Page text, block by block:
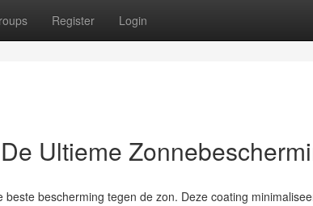
Register Login
Ultieme
bescherming tegen de zon. Deze coating